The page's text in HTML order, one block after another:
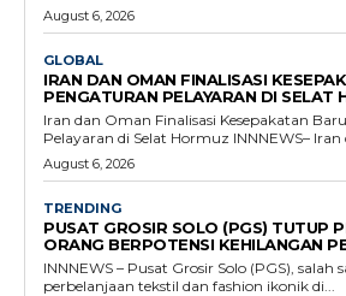
August 6, 2026
GLOBAL
IRAN DAN OMAN FINALISASI
PENGATURAN PELAYARAN DI SELAT
Iran dan Oman Finalisasi Kesepakatan
Pelayaran di Selat Hormuz INNNEWS– Iran
August 6, 2026
TRENDING
PUSAT GROSIR SOLO (PGS) TUTUP
ORANG BERPOTENSI KEHILANGAN
INNNEWS – Pusat Grosir Solo (PGS), salah
perbelanjaan tekstil dan fashion ikonik di...